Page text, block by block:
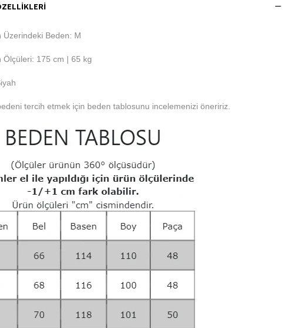
Üzerindeki Beden: M
Ölçüleri: 175 cm | 65 kg
tercih etmek için beden tablosunu incelemenizi öneririz.